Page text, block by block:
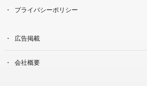
プライバシーポリシー
広告掲載
会社概要